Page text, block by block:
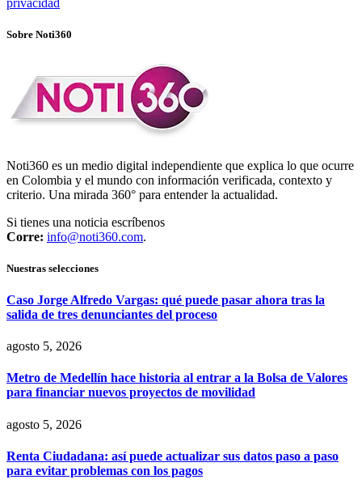
privacidad
Sobre Noti360
Noti360 es un medio digital independiente que explica lo que ocurre
en Colombia y el mundo con información verificada, contexto y
criterio. Una mirada 360° para entender la actualidad.
Si tienes una noticia escríbenos
Corre: info@noti360.com.
Nuestras selecciones
Caso Jorge Alfredo Vargas: qué puede pasar ahora tras la
salida de tres denunciantes del proceso
agosto 5, 2026
Metro de Medellín hace historia al entrar a la Bolsa de Valores
para financiar nuevos proyectos de movilidad
agosto 5, 2026
Renta Ciudadana: así puede actualizar sus datos paso a paso
para evitar problemas con los pagos